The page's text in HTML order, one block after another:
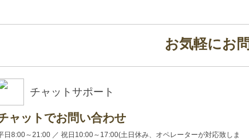
お気軽にお
チャットサポート
ャットでお問い合わせ
日8:00～21:00 ／ 祝日10:00～17:00(土日休み、オペレーターが対応致しま